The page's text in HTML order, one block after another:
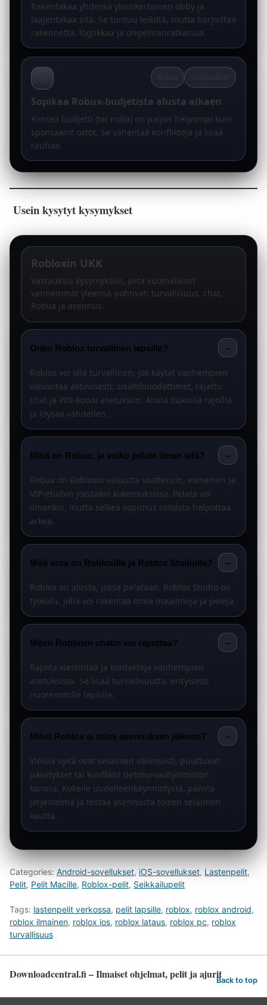
Rakentakaa yhdessä yksinkertainen obby ja
laajentakaa sitä. Se tuntuu leikiltä, mutta harjoittaa
rakennetta, logiikkaa ja ongelmanratkaisua.
Sopikaa Robux-budjetista alusta alkaen
Kiinteä budjetti (tai nolla) on paljon helpompi kuin
spontaanit ostot. Se vähentää konflikteja ja lisää
rauhaa.
Usein kysytyt kysymykset
Robloxin UKK
Vastauksia kysymyksiin, joita suomalaiset
vanhemmat yleensä pohtivat: turvallisuus, chat,
Robux ja asennus.
Onko Roblox turvallinen lapsille? –
Roblox voi olla turvallinen, jos käytät vanhempien
valvontaa aktiivisesti: sisältösuodattimet, rajattu
chat ja PIN-koodi asetuksiin. Aloita tiukoilla rajoilla
ja löysää vähitellen.
Mikä on Robux, ja voiko pelata ilman sitä? –
Robux on Robloxin valuutta vaatteisiin, esineisiin ja
VIP-etuihin joissakin kokemuksissa. Pelata voi
ilmankin, mutta selkeä sopimus ostoista helpottaa
arkea.
Mitä eroa on Robloxilla ja Roblox Studiolla? –
Roblox on alusta, jossa pelataan. Roblox Studio on
työkalu, jolla voi rakentaa omia maailmoja ja pelejä.
Miten Robloxin chatin voi rajoittaa? –
Rajoita viestintää ja kontakteja vanhempien
asetuksista. Se lisää turvallisuutta, erityisesti
nuoremmille lapsille.
Miksi Roblox ei toimi asennuksen jälkeen? –
Yleisiä syitä ovat selaimen välimuisti, puuttuvat
päivitykset tai konfliktit tietoturvaohjelmiston
kanssa. Kokeile uudelleenkäynnistystä, päivitä
järjestelmä ja testaa asennusta toisen selaimen
kautta.
Categories: Android-sovellukset, iOS-sovellukset, Lastenpelit,
Pelit, Pelit Macille, Roblox-pelit, Seikkailupelit
Tags: lastenpelit verkossa, pelit lapsille, roblox, roblox android,
roblox ilmainen, roblox ios, roblox lataus, roblox pc, roblox
turvallisuus
Downloadcentral.fi – Ilmaiset ohjelmat, pelit ja ajuritBack to top